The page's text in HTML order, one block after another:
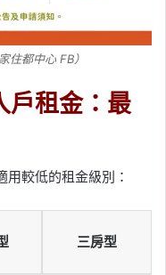
住都中心 FB）
戶租金：最
較低的租金級別：
三房型